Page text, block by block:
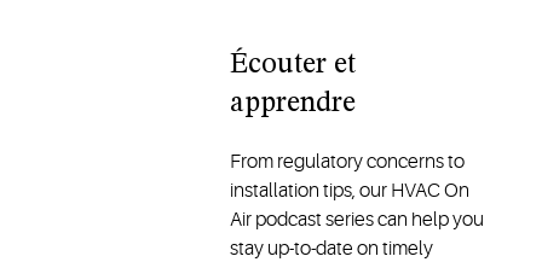
Écouter et
apprendre
From regulatory concerns to
installation tips, our HVAC On
Air podcast series can help you
stay up-to-date on timely